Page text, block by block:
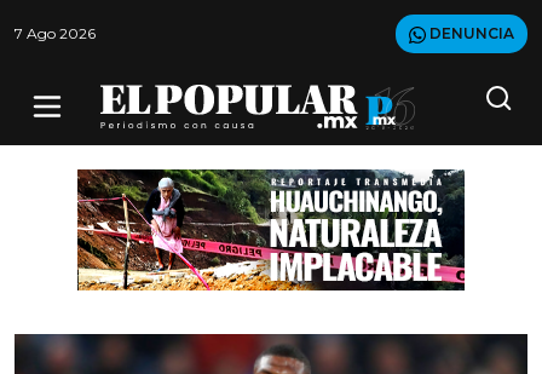
7 Ago 2026 DENUNCIA